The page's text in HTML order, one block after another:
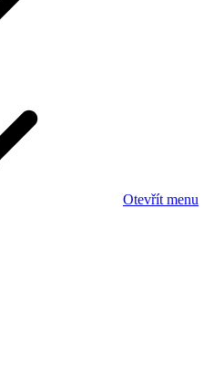
Otevřít menu